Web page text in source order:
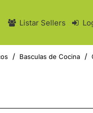
Listar Sellers
Basculas de Cocina